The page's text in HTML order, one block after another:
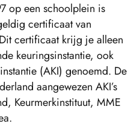
op een schoolplein is
certificaat van
certificaat krijg je alleen
keuringsinstantie, ook
(AKI) genoemd. De
aangewezen AKI’s
Keurmerkinstituut, MME